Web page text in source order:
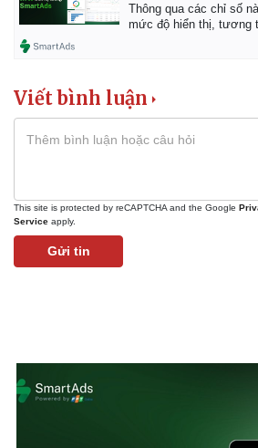
Thông qua các chỉ số
mức độ hiển thị, tương
Viết bình luận
This site is protected by reCAPTCHA and the Google
Service apply.
Gửi tin